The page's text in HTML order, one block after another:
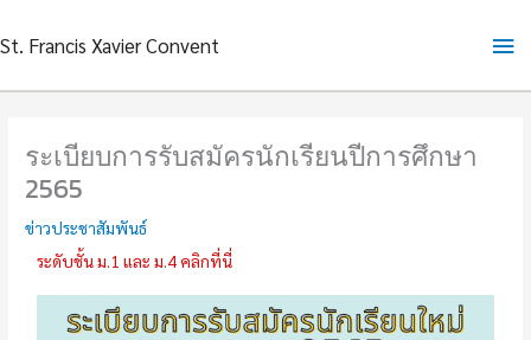
to
St. Francis Xavier Convent
ระเบียบการรับสมัครนักเรียนปีการศึกษา
2565
ข่าวประชาสัมพันธ์
ระดับชั้น ม.1 และ ม.4 คลิกที่นี่